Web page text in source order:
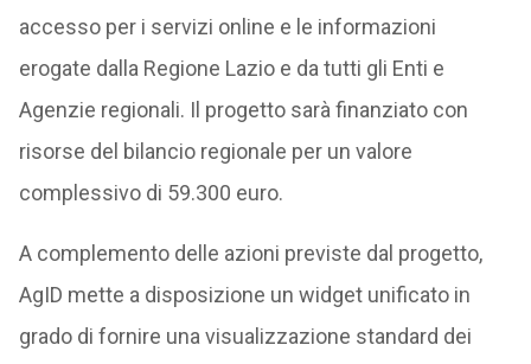
accesso per i servizi online e le informazioni
erogate dalla Regione Lazio e da tutti gli Enti e
Agenzie regionali. Il progetto sarà finanziato con
risorse del bilancio regionale per un valore
complessivo di 59.300 euro.
A complemento delle azioni previste dal progetto,
AgID mette a disposizione un widget unificato in
grado di fornire una visualizzazione standard dei